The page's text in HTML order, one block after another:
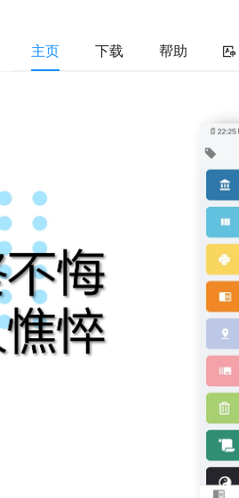
主页 下载 帮助